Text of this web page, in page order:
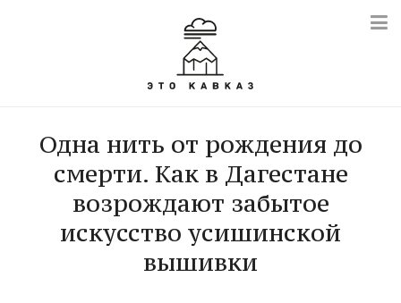
Одна нить от рождения до
смерти. Как в Дагестане
возрождают забытое
искусство усишинской
вышивки